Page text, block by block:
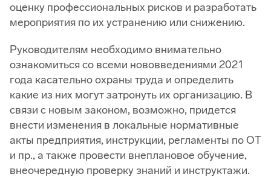
оценку профессиональных рисков и разработать
мероприятия по их устранению или снижению.
Руководителям необходимо внимательно
ознакомиться со всеми нововведениями 2021
года касательно охраны труда и определить
какие из них могут затронуть их организацию. В
связи с новым законом, возможно, придется
внести изменения в локальные нормативные
акты предприятия, инструкции, регламенты по ОТ
и пр., а также провести внеплановое обучение,
внеочередную проверку знаний и инструктажи.